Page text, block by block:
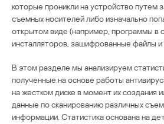
которые проникли на устройство путем
съемных носителей либо изначально
открытом виде (например, программы в
инсталляторов, зашифрованные файлы и
В этом разделе мы анализируем
полученные на основе работы
на жестком диске в момент их создания
данные по сканированию различных
информации. Статистика основана на